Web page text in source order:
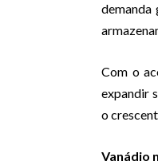
demanda
Com o
expandir
o
Vanádio